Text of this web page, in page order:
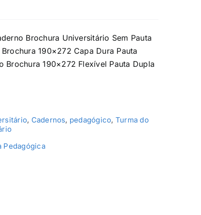
Brochura Universitário Sem Pauta
190×272 Capa Dura Pauta
Brochura 190×272 Flexível Pauta Dupla
, Cadernos, pedagógico, Turma do
Pedagógica